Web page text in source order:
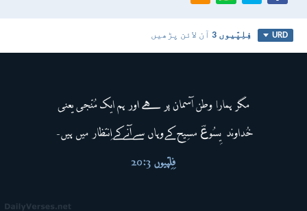
URD فِلِپّیوں 3 آن لائن پڑھیں